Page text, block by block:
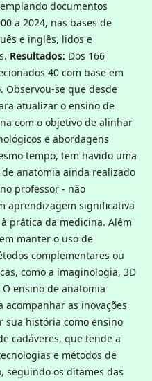
documentos
a 2024, nas bases de
e inglês, lidos e
Resultados: Dos 166
40 com base em
Observou-se que desde
atualizar o ensino de
com o objetivo de alinhar
e abordagens
tempo, tem havido uma
anatomia ainda realizado
professor - não
aprendizagem significativa
prática da medicina. Além
manter o uso de
complementares ou
como a imaginologia, 3D
O ensino de anatomia
as inovações
sua história como ensino
cadáveres, que tende a
e métodos de
seguindo os ditames das